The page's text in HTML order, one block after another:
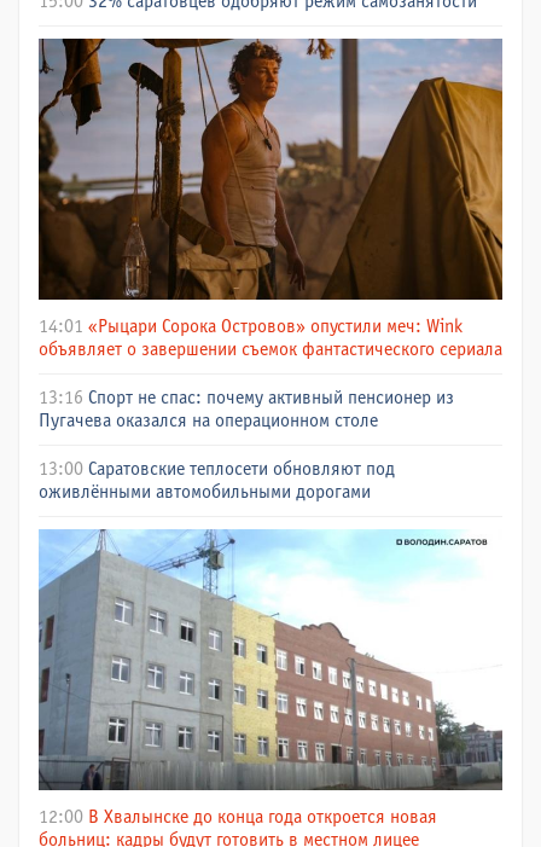
14:01 «Рыцари Сорока Островов» опустили меч: Wink
объявляет о завершении съемок фантастического сериала
13:16 Спорт не спас: почему активный пенсионер из
Пугачева оказался на операционном столе
13:00 Саратовские теплосети обновляют под
оживлёнными автомобильными дорогами
12:00 В Хвалынске до конца года откроется новая
больниц: кадры будут готовить в местном лицее